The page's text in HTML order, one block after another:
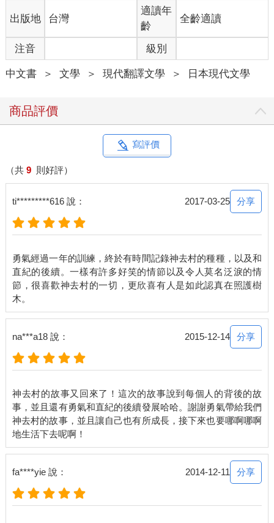
接下來介紹中村清一小組的成員。
剛才提到的東家清一哥，有個從小一起長大的哥兒們，飯田與
喜。三十歲出頭，體格壯碩，染了一頭金色短髮。與喜經常吹
噓：「我是林務工作的天才哪！」令人火大的是這是個事實，他
只靠一把斧頭，即可正確伐倒超大巨樹。但是，他的個性很有問
直覺活著，這傢伙很不講道理。
其他還有五十多歲的田邊巖大叔，已經七十過半，身體仍然
引以為傲的光榮（？）紀錄，他熟悉所有的林務作業，不厭其煩
地傳授各種知識。三郎老爹算是山裡的智囊團，閃避危機的預知
能力非比尋常。明明還是大太陽，只要聽到三郎老爹一開口：
「今天就到此為止吧！」全體組員二話不說準備下山。回到村子
後，總是不出所料，下起了雷雨。在山上遇到雷雨，被雷劈到的
可能性很高，很危險。這時候連霸道的與喜也完全聽從三郎老爹
的建議。
以上是中村清一小組的成員，個個都是山林好手，當然，除了我
我已能適應林務作業。剛到這裡時，我連走斜坡或是割雜草
時站都站不穩。為了砍掉多餘枝椏而爬上樹，常常苦不堪言。用
鏈鋸伐採杉樹時，刀刃的切入角度老是抓不對，結果卡進樹幹
裡，進也不能，又拔不出來。
相較之下，現在簡直就是天狗了，我可不是真的「變成了天
狗」，而是可以像天狗一樣，自在地在斜坡上移動，輕鬆地在樹
木爬上爬下，無論割雜草還是打枝都難不倒我。只有伐木技術還
有待加強，與喜經常調侃我說：「你要砍樹時說一聲，我要躲到
一公里以外哪。」巖叔也每天提醒我說：「最危險的就是自以為
巖叔說得很有道理。林務工作的學問深奧，一年多的時間只
能學到皮毛而已。天天都有新發現，時時刻刻都與危險為伍，每
項作業都必須花盡心思，腦袋和身體都快要爆炸了，卻有無窮的
樂趣。
在山上工作時，樹梢上傳來鳥啼聲，總覺得晃動的樹林後方有野
獸在盯著瞧。走在柔軟的泥土上，每踩一步，就會散發出潮濕甘
甜的泥土氣味。休息時捧一把溪水洗臉，立刻感受到沁入心脾的
涼爽。風永遠都清新柔和，完全沒有摻雜一粒灰塵（花粉的季節
另當別論）。
出版地 台灣
適讀年
齡
全齡適讀
注音 級別
中文書 ＞ 文學 ＞ 現代翻譯文學 ＞ 日本現代文學
商品評價
寫評價
（共 9 則好評）
ti*********616 說： 2017-03-25 分享
勇氣經過一年的訓練，終於有時間記錄神去村的種種，以及和
直紀的後續。一樣有許多好笑的情節以及令人莫名泛淚的情
節，很喜歡神去村的一切，更欣喜有人是如此認真在照護樹
na***a18 說： 2015-12-14 分享
神去村的故事又回來了！這次的故事說到每個人的背後的故
事，並且還有勇氣和直紀的後續發展哈哈。謝謝勇氣帶給我們
神去村的故事，並且讓自己也有所成長，接下來也要哪啊哪啊
fa****yie 說： 2014-12-11 分享